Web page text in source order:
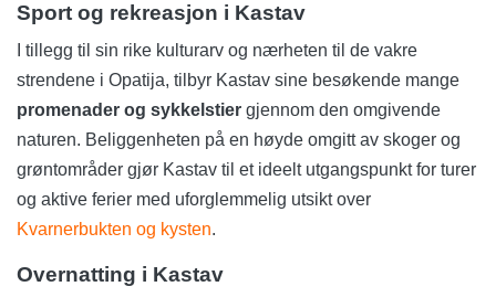
Sport og rekreasjon i Kastav
I tillegg til sin rike kulturarv og nærheten til de vakre
strendene i Opatija, tilbyr Kastav sine besøkende mange
promenader og sykkelstier gjennom den omgivende
naturen. Beliggenheten på en høyde omgitt av skoger og
grøntområder gjør Kastav til et ideelt utgangspunkt for turer
og aktive ferier med uforglemmelig utsikt over
Kvarnerbukten og kysten.
Overnatting i Kastav